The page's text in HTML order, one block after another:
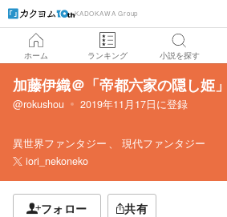
KADOKAWA Group
ホーム ランキング 小説を探す
加藤伊織＠「帝都六家の隠し姫
@rokushou 2019年11月17日に登録
異世界ファンタジー
現代ファンタジー
iori_nekoneko
フォロー 共有